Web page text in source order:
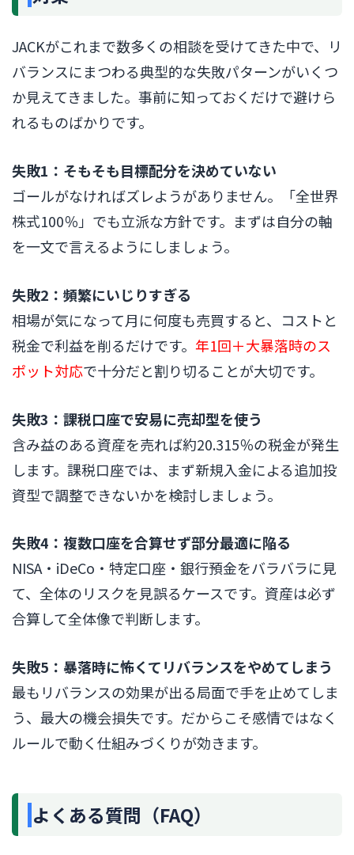
JACKがこれまで数多くの相談を受けてきた中で、リ
バランスにまつわる典型的な失敗パターンがいくつ
か見えてきました。事前に知っておくだけで避けら
れるものばかりです。
失敗1：そもそも目標配分を決めていない
ゴールがなければズレようがありません。「全世界
株式100％」でも立派な方針です。まずは自分の軸
を一文で言えるようにしましょう。
失敗2：頻繁にいじりすぎる
相場が気になって月に何度も売買すると、コストと
税金で利益を削るだけです。 年1回＋大暴落時のス
ポット対応で十分だと割り切ることが大切です。
失敗3：課税口座で安易に売却型を使う
含み益のある資産を売れば約20.315％の税金が発生
します。課税口座では、まず新規入金による追加投
資型で調整できないかを検討しましょう。
失敗4：複数口座を合算せず部分最適に陥る
NISA・iDeCo・特定口座・銀行預金をバラバラに見
て、全体のリスクを見誤るケースです。資産は必ず
合算して全体像で判断します。
失敗5：暴落時に怖くてリバランスをやめてしまう
最もリバランスの効果が出る局面で手を止めてしま
う、最大の機会損失です。だからこそ感情ではなく
ルールで動く仕組みづくりが効きます。
よくある質問（FAQ）